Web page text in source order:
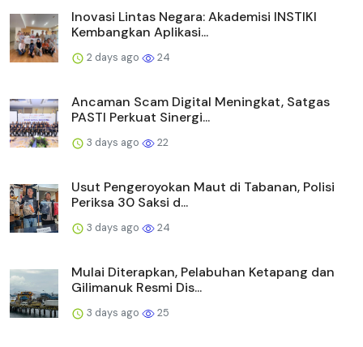
Inovasi Lintas Negara: Akademisi INSTIKI
Kembangkan Aplikasi...
2 days ago 24
Ancaman Scam Digital Meningkat, Satgas
PASTI Perkuat Sinergi...
3 days ago 22
Usut Pengeroyokan Maut di Tabanan, Polisi
Periksa 30 Saksi d...
3 days ago 24
Mulai Diterapkan, Pelabuhan Ketapang dan
Gilimanuk Resmi Dis...
3 days ago 25